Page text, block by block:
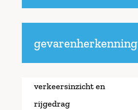
gevarenherkenning
verkeersinzicht en
rijgedrag